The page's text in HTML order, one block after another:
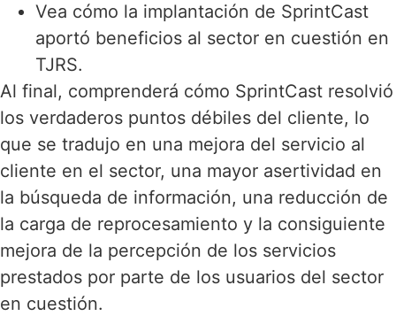
Vea cómo la implantación de SprintCast
aportó beneficios al sector en cuestión en
TJRS.
Al final, comprenderá cómo SprintCast resolvió
los verdaderos puntos débiles del cliente, lo
que se tradujo en una mejora del servicio al
cliente en el sector, una mayor asertividad en
la búsqueda de información, una reducción de
la carga de reprocesamiento y la consiguiente
mejora de la percepción de los servicios
prestados por parte de los usuarios del sector
en cuestión.